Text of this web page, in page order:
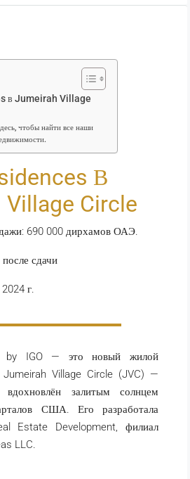
в Jumeirah Village
чтобы найти все наши
В
Circle
690 000 дирхамов ОАЭ.
сдачи
г.
by IGO — это новый жилой
Jumeirah Village Circle (JVC) —
залитым солнцем
США. Его разработала
Estate Development, филиал
LLC.